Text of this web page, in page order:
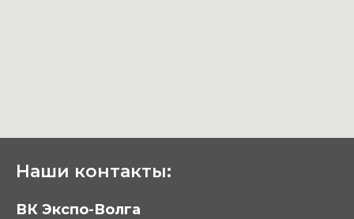
Наши контакты:
ВК Экспо-Волга